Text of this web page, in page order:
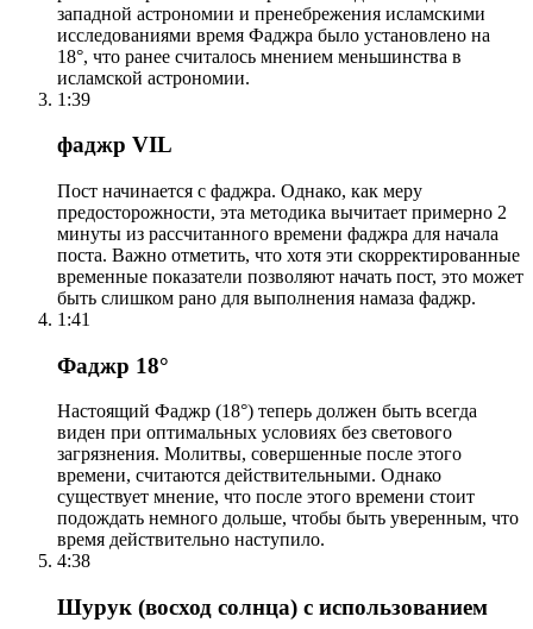
западной астрономии и пренебрежения исламскими
исследованиями время Фаджра было установлено на
18°, что ранее считалось мнением меньшинства в
исламской астрономии.
1:39
фаджр VIL
Пост начинается с фаджра. Однако, как меру
предосторожности, эта методика вычитает примерно 2
минуты из рассчитанного времени фаджра для начала
поста. Важно отметить, что хотя эти скорректированные
временные показатели позволяют начать пост, это может
быть слишком рано для выполнения намаза фаджр.
1:41
Фаджр 18°
Настоящий Фаджр (18°) теперь должен быть всегда
виден при оптимальных условиях без светового
загрязнения. Молитвы, совершенные после этого
времени, считаются действительными. Однако
существует мнение, что после этого времени стоит
подождать немного дольше, чтобы быть уверенным, что
время действительно наступило.
4:38
Шурук (восход солнца) с использованием